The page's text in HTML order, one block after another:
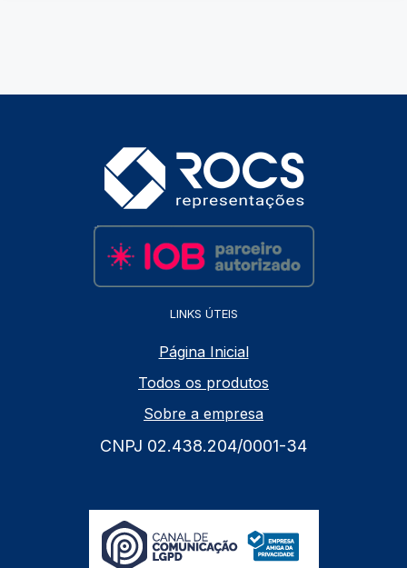
LINKS ÚTEIS
Página Inicial
Todos os produtos
Sobre a empresa
CNPJ 02.438.204/0001-34